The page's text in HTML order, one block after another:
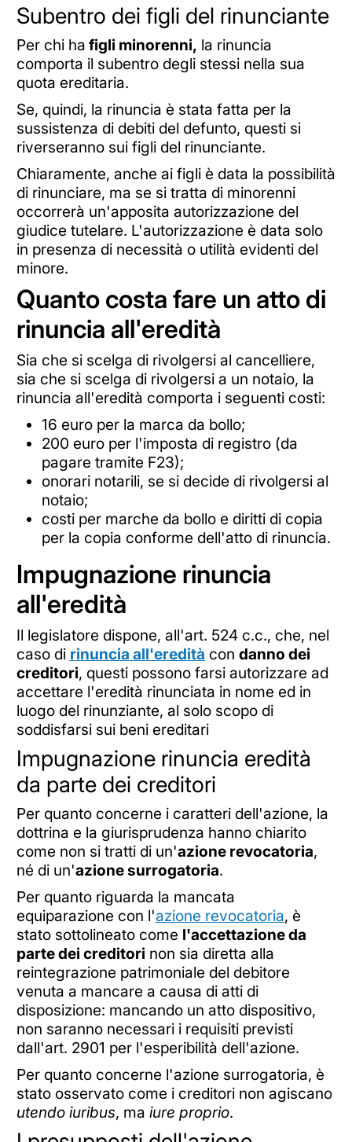
Subentro dei figli del rinunciante
Per chi ha figli minorenni, la rinuncia
comporta il subentro degli stessi nella sua
quota ereditaria.
Se, quindi, la rinuncia è stata fatta per la
sussistenza di debiti del defunto, questi si
riverseranno sui figli del rinunciante.
Chiaramente, anche ai figli è data la possibilità
di rinunciare, ma se si tratta di minorenni
occorrerà un'apposita autorizzazione del
giudice tutelare. L'autorizzazione è data solo
in presenza di necessità o utilità evidenti del
minore.
Quanto costa fare un atto di
rinuncia all'eredità
Sia che si scelga di rivolgersi al cancelliere,
sia che si scelga di rivolgersi a un notaio, la
rinuncia all'eredità comporta i seguenti costi:
16 euro per la marca da bollo;
200 euro per l'imposta di registro (da
pagare tramite F23);
onorari notarili, se si decide di rivolgersi al
notaio;
costi per marche da bollo e diritti di copia
per la copia conforme dell'atto di rinuncia.
Impugnazione rinuncia
all'eredità
Il legislatore dispone, all'art. 524 c.c., che, nel
caso di rinuncia all'eredità con danno dei
creditori, questi possono farsi autorizzare ad
accettare l'eredità rinunciata in nome ed in
luogo del rinunziante, al solo scopo di
soddisfarsi sui beni ereditari
Impugnazione rinuncia eredità
da parte dei creditori
Per quanto concerne i caratteri dell'azione, la
dottrina e la giurisprudenza hanno chiarito
come non si tratti di un'azione revocatoria,
né di un'azione surrogatoria.
Per quanto riguarda la mancata
equiparazione con l'azione revocatoria, è
stato sottolineato come l'accettazione da
parte dei creditori non sia diretta alla
reintegrazione patrimoniale del debitore
venuta a mancare a causa di atti di
disposizione: mancando un atto dispositivo,
non saranno necessari i requisiti previsti
dall'art. 2901 per l'esperibilità dell'azione.
Per quanto concerne l'azione surrogatoria, è
stato osservato come i creditori non agiscano
utendo iuribus, ma iure proprio.